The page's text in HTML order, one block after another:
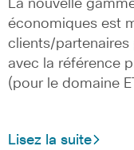
La nouvelle
économiques est
clients/partenaires
avec la référence
(pour le domaine
Lisez la suite